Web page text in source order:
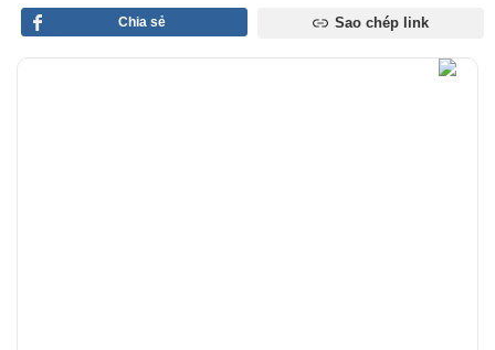
Chia sẻ Sao chép link